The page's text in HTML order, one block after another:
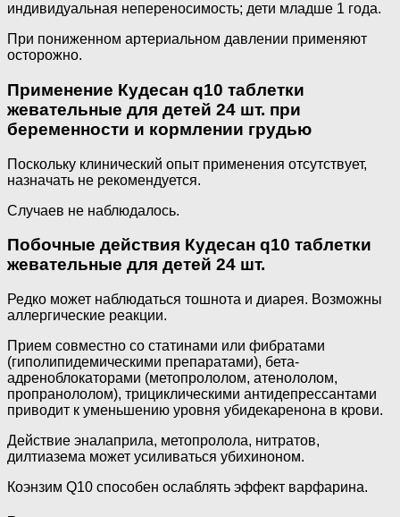
индивидуальная непереносимость; дети младше 1 года.
При пониженном артериальном давлении применяют
осторожно.
Применение Кудесан q10 таблетки
жевательные для детей 24 шт. при
беременности и кормлении грудью
Поскольку клинический опыт применения отсутствует,
назначать не рекомендуется.
Случаев не наблюдалось.
Побочные действия Кудесан q10 таблетки
жевательные для детей 24 шт.
Редко может наблюдаться тошнота и диарея. Возможны
аллергические реакции.
Прием совместно со статинами или фибратами
(гиполипидемическими препаратами), бета-
адреноблокаторами (метопрололом, атенололом,
пропранололом), трициклическими антидепрессантами
приводит к уменьшению уровня убидекаренона в крови.
Действие эналаприла, метопролола, нитратов,
дилтиазема может усиливаться убихиноном.
Коэнзим Q10 способен ослаблять эффект варфарина.